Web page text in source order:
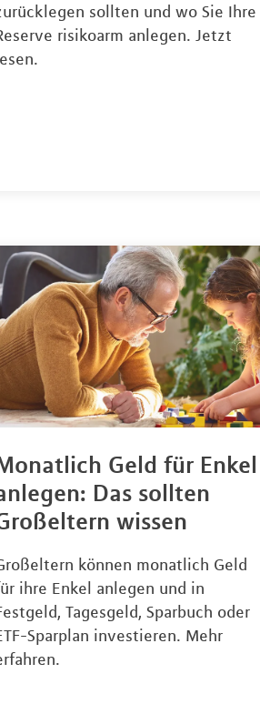
sollten und wo Sie Ihre
risikoarm anlegen. Jetzt
lesen.
Geld für Enkel
Das sollten
wissen
können monatlich Geld
ihre Enkel anlegen und in
Tagesgeld, Sparbuch oder
Sparplan investieren. Mehr